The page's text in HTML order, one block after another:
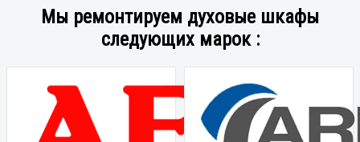
Мы ремонтируем духовые шкафы
следующих марок :